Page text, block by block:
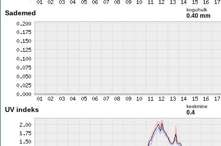
Sademed koguhulk
0.40 mm
UV indeks keskmine
0.4